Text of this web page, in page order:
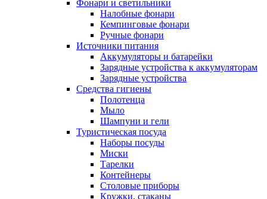
Фонари и светильники
Налобные фонари
Кемпинговые фонари
Ручные фонари
Источники питания
Аккумуляторы и батарейки
Зарядные устройства к аккумуляторам
Зарядные устройства
Средства гигиены
Полотенца
Мыло
Шампуни и гели
Туристическая посуда
Наборы посуды
Миски
Тарелки
Контейнеры
Столовые приборы
Кружки, стаканы